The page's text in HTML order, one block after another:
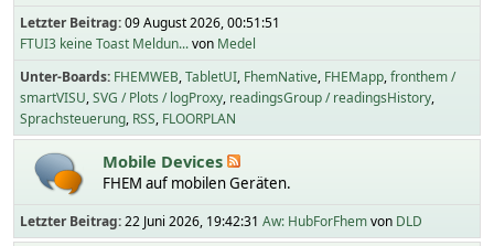
Letzter Beitrag:09 August 2026, 00:51:51
FTUI3 keine Toast Meldun...von Medel
Unter-Boards FHEMWEB TabletUI FhemNative FHEMapp fronthem /
smartVISU SVG / Plots / logProxy readingsGroup / readingsHistory
Sprachsteuerung RSS FLOORPLAN
Mobile Devices
FHEM auf mobilen Geräten.
Letzter Beitrag:22 Juni 2026, 19:42:31 Aw: HubForFhemvon DLD